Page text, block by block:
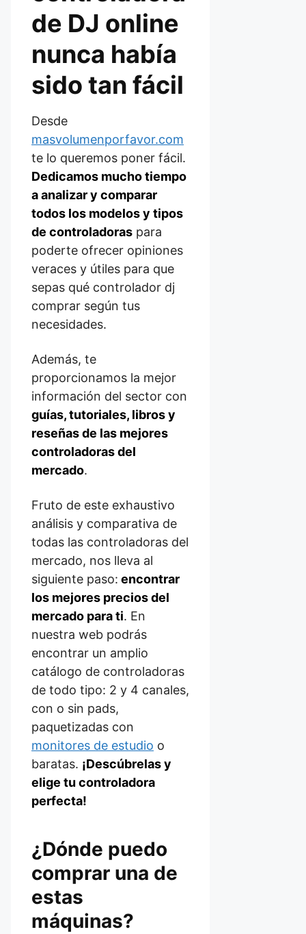
de DJ online
nunca había
sido tan fácil
Desde
masvolumenporfavor.com
te lo queremos poner fácil.
Dedicamos mucho tiempo
a analizar y comparar
todos los modelos y tipos
de controladoras para
poderte ofrecer opiniones
veraces y útiles para que
sepas qué controlador dj
comprar según tus
necesidades.
Además, te
proporcionamos la mejor
información del sector con
guías, tutoriales, libros y
reseñas de las mejores
controladoras del
mercado.
Fruto de este exhaustivo
análisis y comparativa de
todas las controladoras del
mercado, nos lleva al
siguiente paso: encontrar
los mejores precios del
mercado para ti. En
nuestra web podrás
encontrar un amplio
catálogo de controladoras
de todo tipo: 2 y 4 canales,
con o sin pads,
paquetizadas con
monitores de estudio o
baratas. ¡Descúbrelas y
elige tu controladora
perfecta!
¿Dónde puedo
comprar una de
estas
máquinas?